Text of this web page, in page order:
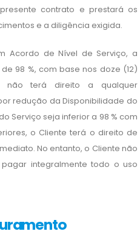
contrato e prestará os
e a diligência exigida.
Acordo de Nível de Serviço, a
98 %, com base nos doze (12)
não terá direito a qualquer
redução da Disponibilidade do
Serviço seja inferior a 98 % com
o Cliente terá o direito de
No entanto, o Cliente não
integralmente todo o uso